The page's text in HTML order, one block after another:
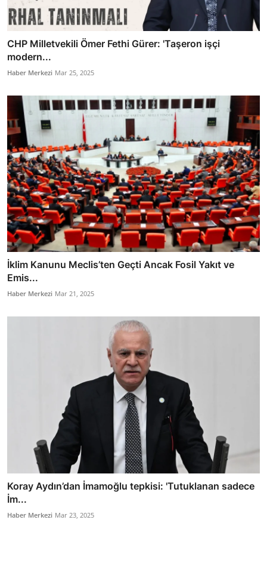
CHP Milletvekili Ömer Fethi Gürer: 'Taşeron işçi
modern...
Haber Merkezi Mar 25, 2025
İklim Kanunu Meclis’ten Geçti Ancak Fosil Yakıt ve
Emis...
Haber Merkezi Mar 21, 2025
Koray Aydın’dan İmamoğlu tepkisi: 'Tutuklanan sadece
İm...
Haber Merkezi Mar 23, 2025